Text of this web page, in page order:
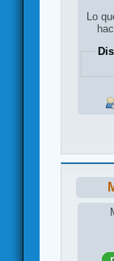
Lo